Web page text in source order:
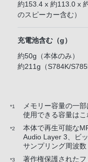
約153.4 x 約113.0 x
のスピーカー含む）
充電池含む（g）
約50g（本体のみ）
約211g（S784K/
*1
メモリー容量の一
使用できる容量は
*2
本体で再生可能な
Audio Layer 3、ビ
サンプリング周波
*3
著作権保護された